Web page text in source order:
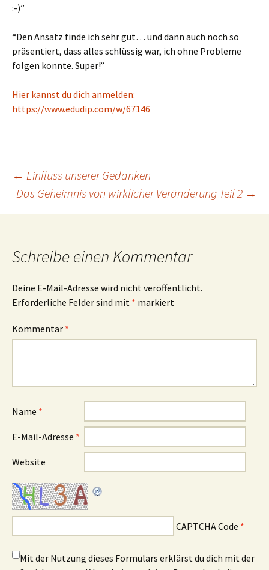
:-)”
“Den Ansatz finde ich sehr gut… und dann auch noch so
präsentiert, dass alles schlüssig war, ich ohne Probleme
folgen konnte. Super!”
Hier kannst du dich anmelden:
https://www.edudip.com/w/67146
Beitragsnavigation
← Einfluss unserer Gedanken
Das Geheimnis von wirklicher Veränderung Teil 2 →
Schreibe einen Kommentar
Deine E-Mail-Adresse wird nicht veröffentlicht.
Erforderliche Felder sind mit * markiert
Kommentar *
Name *
E-Mail-Adresse *
Website
CAPTCHA Code *
Mit der Nutzung dieses Formulars erklärst du dich mit der